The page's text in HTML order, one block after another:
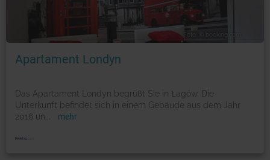
Foto: © booking.com
Apartament Londyn
Das Apartament Londyn begrüßt Sie in Łagów. Die
Unterkunft befindet sich in einem Gebäude aus dem Jahr
2016 un
mehr